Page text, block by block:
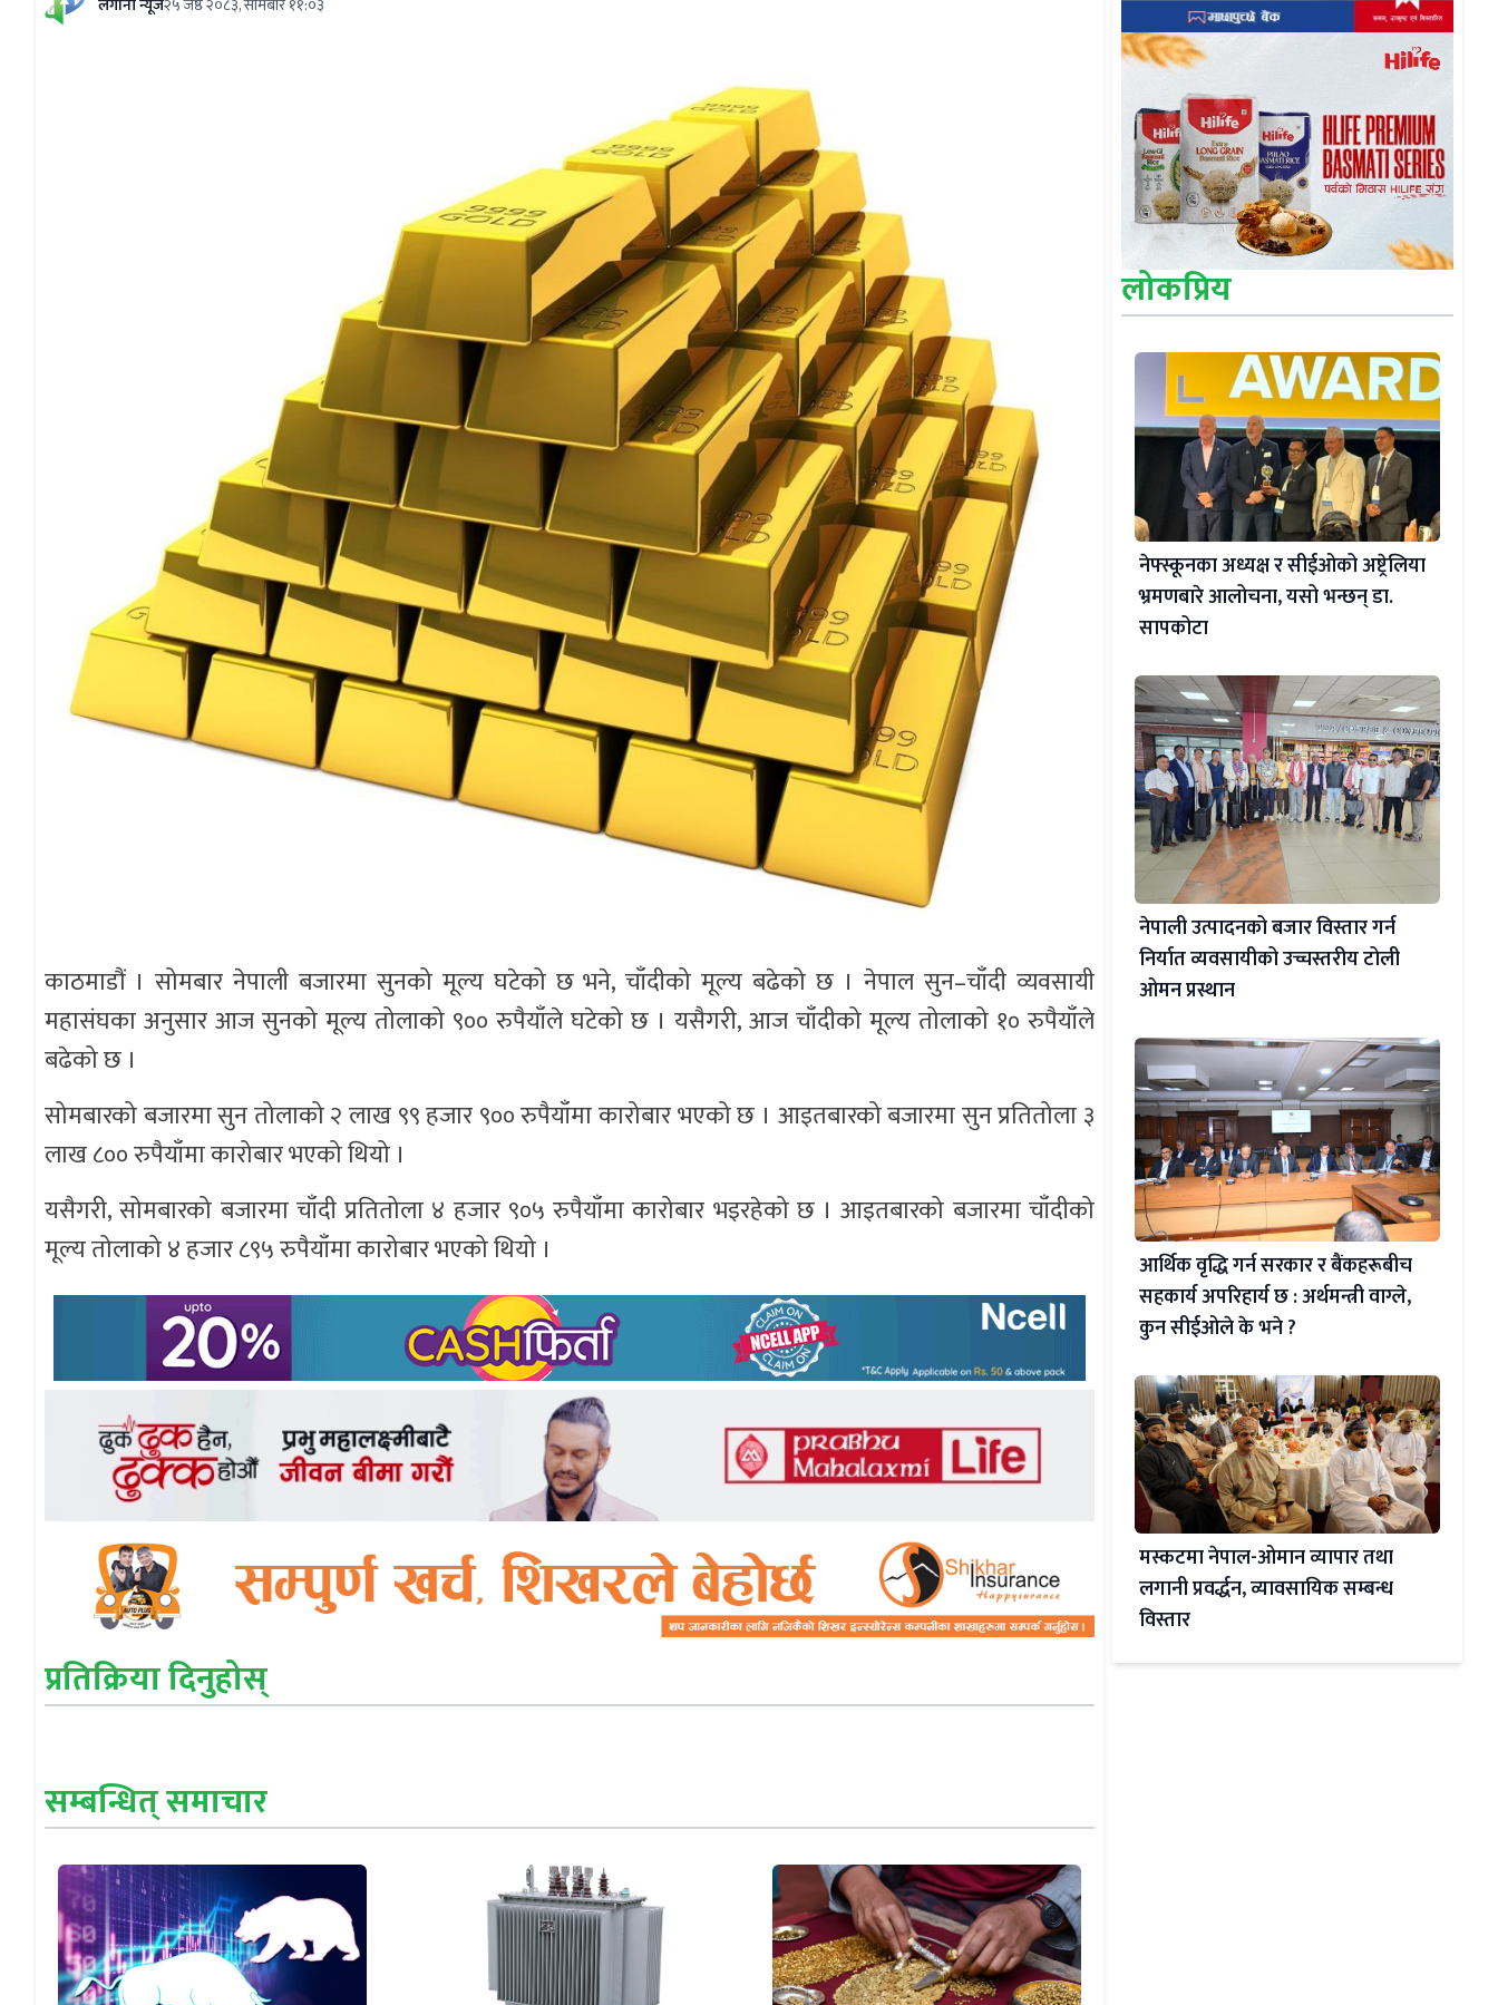
काठमाडौं । सोमबार नेपाली बजारमा सुनको मूल्य घटेको छ भने, चाँदीको मूल्य बढेको छ । नेपाल सुन–चाँदी व्यवसायी
महासंघका अनुसार आज सुनको मूल्य तोलाको ९०० रुपैयाँले घटेको छ । यसैगरी, आज चाँदीको मूल्य तोलाको १० रुपैयाँले
बढेको छ ।
सोमबारको बजारमा सुन तोलाको २ लाख ९९ हजार ९०० रुपैयाँमा कारोबार भएको छ । आइतबारको बजारमा सुन प्रतितोला ३
लाख ८०० रुपैयाँमा कारोबार भएको थियो ।
यसैगरी, सोमबारको बजारमा चाँदी प्रतितोला ४ हजार ९०५ रुपैयाँमा कारोबार भइरहेको छ । आइतबारको बजारमा चाँदीको
मूल्य तोलाको ४ हजार ८९५ रुपैयाँमा कारोबार भएको थियो ।
प्रतिक्रिया दिनुहोस्
सम्बन्धित् समाचार
लोकप्रिय
नेफ्स्कूनका अध्यक्ष र सीईओको अष्ट्रेलिया
भ्रमणबारे आलोचना, यसो भन्छन् डा‍.
सापकोटा
नेपाली उत्पादनको बजार विस्तार गर्न
निर्यात व्यवसायीको उच्चस्तरीय टोली
ओमन प्रस्थान
आर्थिक वृद्धि गर्न सरकार र बैंकहरूबीच
सहकार्य अपरिहार्य छ : अर्थमन्त्री वाग्ले,
कुन सीईओले के भने ?
मस्कटमा नेपाल-ओमान व्यापार तथा
लगानी प्रवर्द्धन, व्यावसायिक सम्बन्ध
विस्तार